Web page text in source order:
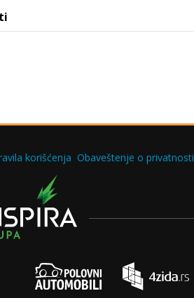
korišćenja Obaveštenje o privatnosti